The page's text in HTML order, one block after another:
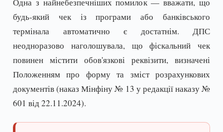
будь-який чек із програми або банківського
термінала автоматично є достатнім. ДПС
неодноразово наголошувала, що фіскальний чек
повинен містити обов'язкові реквізити, визначені
Положенням про форму та зміст розрахункових
документів (наказ Мінфіну № 13 у редакції наказу №
601 від 22.11.2024).